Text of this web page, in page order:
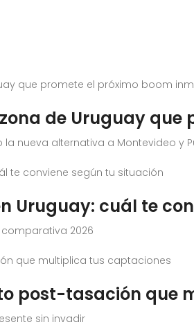
de Uruguay
nueva alternativa a Montevideo y
Uruguay: cuál te
2026
post-tasación que
sin invadir